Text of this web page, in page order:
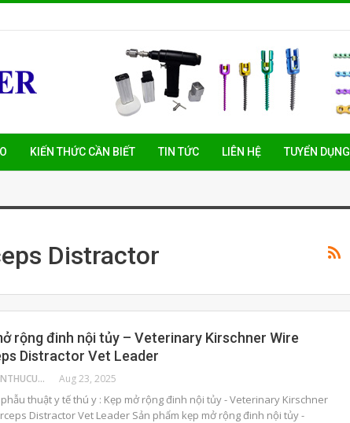
KIẾN THỨC CẦN BIẾT TIN TỨC LIÊN HỆ TUYỂN DỤNG
Distractor
rộng đinh nội tủy – Veterinary Kirschner Wire
Distractor Vet Leader
BENHVIENTHUCUNG Aug 23, 2025
thuật y tế thú y : Kẹp mở rộng đinh nội tủy - Veterinary Kirschner
Distractor Vet Leader Sản phẩm kẹp mở rộng đinh nội tủy -